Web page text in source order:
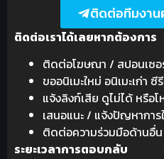
ติดต่อทีมงาน
ติดต่อเราได้เลยหากต้องการ
ติดต่อโฆษณา / สปอนเซอ
ขออนิเมะใหม่ อนิเมะเก่า ซี
แจ้งลิงก์เสีย ดูไม่ได้ หรือ
เสนอแนะ / แจ้งปัญหาการ
ติดต่อความร่วมมือด้านอื่
ระยะเวลาการตอบกลับ